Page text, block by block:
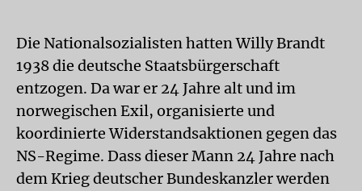
Die Nationalsozialisten hatten Willy Brandt
1938 die deutsche Staatsbürgerschaft
entzogen. Da war er 24 Jahre alt und im
norwegischen Exil, organisierte und
koordinierte Widerstandsaktionen gegen das
NS-Regime. Dass dieser Mann 24 Jahre nach
dem Krieg deutscher Bundeskanzler werden